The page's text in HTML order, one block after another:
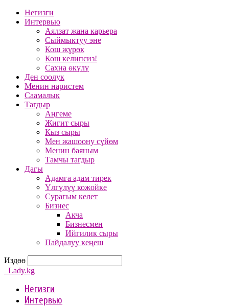
Негизги
Интервью
Аялзат жана карьера
Сыймыктуу эне
Кош жүрөк
Кош келипсиз!
Сахна өкүлү
Ден соолук
Менин наристем
Саамалык
Тагдыр
Аңгеме
Жигит сыры
Кыз сыры
Мен жашоону сүйөм
Менин баяным
Тамчы тагдыр
Дагы
Адамга адам тирек
Үлгүлүү кожойке
Сурагым келет
Бизнес
Акча
Бизнесмен
Ийгилик сыры
Пайдалуу кеңеш
Издөө
Lady.kg
Негизги
Интервью